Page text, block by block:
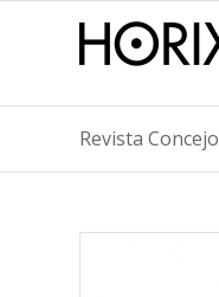
Revista Concejo